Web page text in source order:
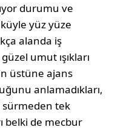
durumu ve
yüz yüze
alanda iş
umut ışıkları
üstüne ajans
anlamadıkları,
sürmeden tek
belki de mecbur